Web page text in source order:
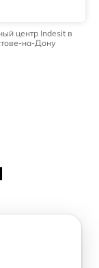
центр Indesit в
на-Дону